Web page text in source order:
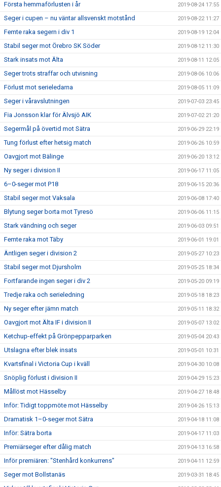
Första hemmaförlusten i år 2019-08-24 17:55
Seger i cupen – nu väntar allsvenskt motstånd 2019-08-22 11:27
Femte raka segern i div 1 2019-08-19 12:04
Stabil seger mot Örebro SK Söder 2019-08-12 11:30
Stark insats mot Älta 2019-08-11 12:05
Seger trots straffar och utvisning 2019-08-06 10:06
Förlust mot serieledarna 2019-08-05 11:09
Seger i våravslutningen 2019-07-03 23:45
Fia Jonsson klar för Älvsjö AIK 2019-07-02 21:20
Segermål på övertid mot Sätra 2019-06-29 22:19
Tung förlust efter hetsig match 2019-06-26 10:59
Oavgjort mot Bälinge 2019-06-20 13:12
Ny seger i division II 2019-06-17 11:05
6–0-seger mot P18 2019-06-15 20:36
Stabil seger mot Vaksala 2019-06-08 17:40
Blytung seger borta mot Tyresö 2019-06-06 11:15
Stark vändning och seger 2019-06-03 09:51
Femte raka mot Täby 2019-06-01 19:01
Äntligen seger i division 2 2019-05-27 10:23
Stabil seger mot Djursholm 2019-05-25 18:34
Fortfarande ingen seger i div 2 2019-05-20 09:19
Tredje raka och serieledning 2019-05-18 18:23
Ny seger efter jämn match 2019-05-11 18:32
Oavgjort mot Älta IF i division II 2019-05-07 13:02
Ketchup-effekt på Grönpepparparken 2019-05-04 20:43
Utslagna efter blek insats 2019-05-01 10:31
Kvartsfinal i Victoria Cup i kväll 2019-04-30 10:08
Snöplig förlust i division II 2019-04-29 15:23
Mållöst mot Hässelby 2019-04-27 18:48
Inför: Tidigt toppmöte mot Hässelby 2019-04-26 15:13
Dramatisk 1–0-seger mot Sätra 2019-04-18 11:08
Inför: Sätra borta 2019-04-17 11:03
Premiärseger efter dålig match 2019-04-13 16:58
Inför premiären: "Stenhård konkurrens" 2019-04-11 12:59
Seger mot Bollstanäs 2019-03-31 18:45